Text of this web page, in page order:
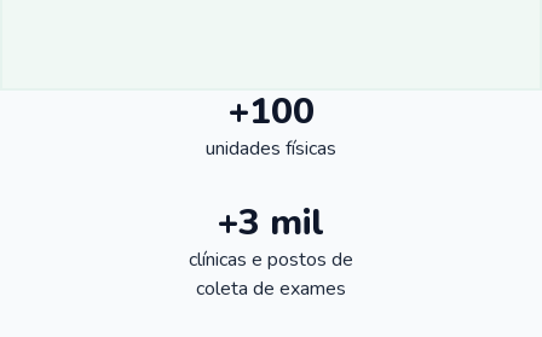
+100
unidades físicas
+3 mil
clínicas e postos de
coleta de exames